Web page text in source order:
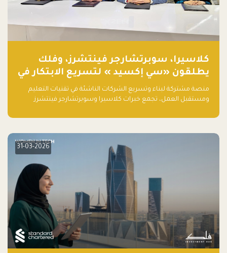
كلاسيرا، سوبرتشارجر فينتشرز، وفلك
يطلقون «سي إكسيد » لتسريع الابتكار في
تقنيات التعليم ومستقبل العمل
منصة مشتركة لبناء وتسريع الشركات الناشئة في تقنيات التعليم
ومستقبل العمل، تجمع خبرات كلاسيرا وسوبرتشارجر فينتشرز
العالمية.
31-03-2026